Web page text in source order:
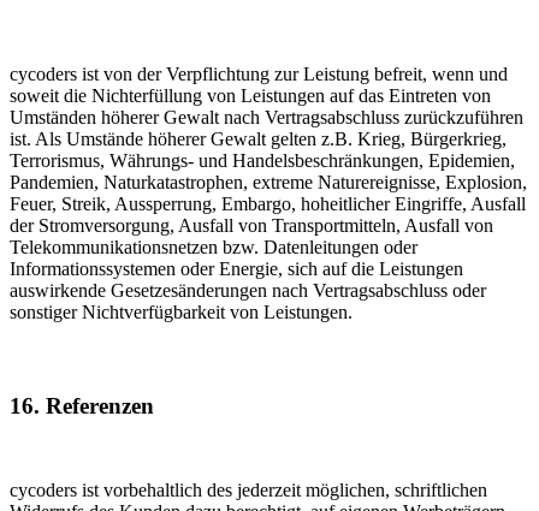
cycoders ist von der Verpflichtung zur Leistung befreit, wenn und
soweit die Nichterfüllung von Leistungen auf das Eintreten von
Umständen höherer Gewalt nach Vertragsabschluss zurückzuführen
ist. Als Umstände höherer Gewalt gelten z.B. Krieg, Bürgerkrieg,
Terrorismus, Währungs- und Handelsbeschränkungen, Epidemien,
Pandemien, Naturkatastrophen, extreme Naturereignisse, Explosion,
Feuer, Streik, Aussperrung, Embargo, hoheitlicher Eingriffe, Ausfall
der Stromversorgung, Ausfall von Transportmitteln, Ausfall von
Telekommunikationsnetzen bzw. Datenleitungen oder
Informationssystemen oder Energie, sich auf die Leistungen
auswirkende Gesetzesänderungen nach Vertragsabschluss oder
sonstiger Nichtverfügbarkeit von Leistungen.
16. Referenzen
cycoders ist vorbehaltlich des jederzeit möglichen, schriftlichen